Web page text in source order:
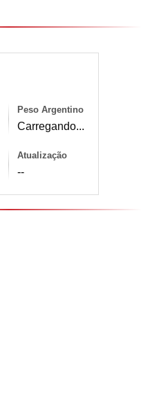
Peso Argentino
Carregando...
Atualização
--